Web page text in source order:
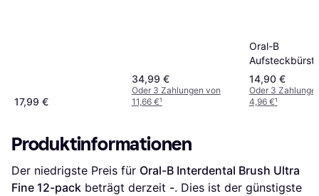
17,99 €
34,99 €
Oder 3 Zahlungen von
11,66 €¹
Oral-B
Sanfte
Stk
14,90 €
Oder 3
4,96 €¹
Produktinformationen
Der niedrigste Preis für Oral-B Interdental Brush Ultra
Fine 12-pack beträgt derzeit -. Dies ist der günstigste